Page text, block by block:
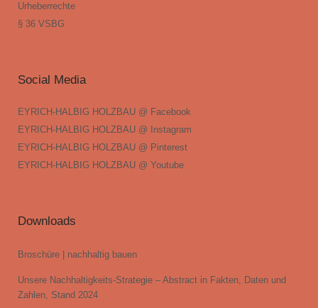
Urheberrechte
§ 36 VSBG
Social Media
EYRICH-HALBIG HOLZBAU @ Facebook
EYRICH-HALBIG HOLZBAU @ Instagram
EYRICH-HALBIG HOLZBAU @ Pinterest
EYRICH-HALBIG HOLZBAU @ Youtube
Downloads
Broschüre | nachhaltig bauen
Unsere Nachhaltigkeits-Strategie – Abstract in Fakten, Daten und
Zahlen, Stand 2024